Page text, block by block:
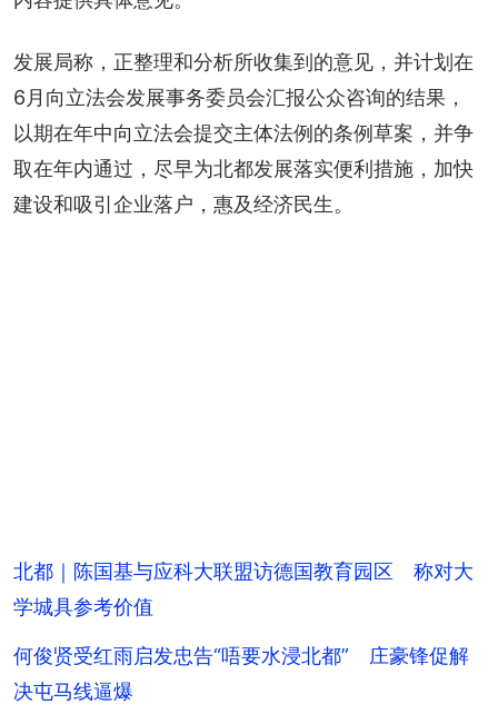
发展局称，正整理和分析所收集到的意见，并计划在
6月向立法会发展事务委员会汇报公众咨询的结果，
以期在年中向立法会提交主体法例的条例草案，并争
取在年内通过，尽早为北都发展落实便利措施，加快
建设和吸引企业落户，惠及经济民生。
北都｜陈国基与应科大联盟访德国教育园区 称对大
学城具参考价值
何俊贤受红雨启发忠告“唔要水浸北都” 庄豪锋促解
决屯马线逼爆